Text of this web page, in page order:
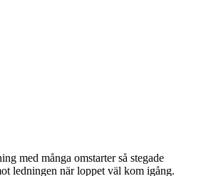
med många omstarter så stegade
ledningen när loppet väl kom igång.